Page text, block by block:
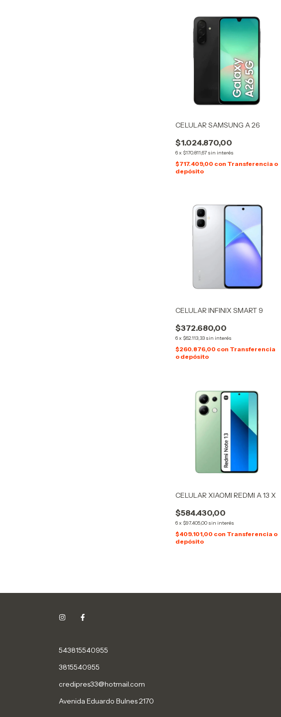
CELULAR SAMSUNG A 26
$1.024.870,00
6x $170.811,67 sin interés
$717.409,00 con Transferencia o
depósito
CELULAR INFINIX SMART 9
$372.680,00
6x $62.113,33 sin interés
$260.876,00 con Transferencia
o depósito
CELULAR XIAOMI REDMI A 13 X
$584.430,00
6x $97.405,00 sin interés
$409.101,00 con Transferencia o
depósito
543815540955
3815540955
credipres33@hotmail.com
Avenida Eduardo Bulnes 2170